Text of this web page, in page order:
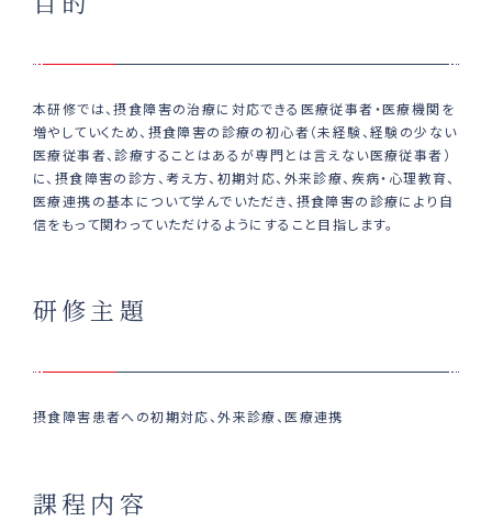
本研修では、摂食障害の治療に対応できる医療従事者・医療機関を
増やしていくため、摂食障害の診療の初心者（未経験、経験の少ない
医療従事者、診療することはあるが専門とは言えない医療従事者）
に、摂食障害の診方、考え方、初期対応、外来診療、疾病・心理教育、
医療連携の基本について学んでいただき、摂食障害の診療により自
信をもって関わっていただけるようにすること目指します。
研修主題
摂食障害患者への初期対応、外来診療、医療連携
課程内容